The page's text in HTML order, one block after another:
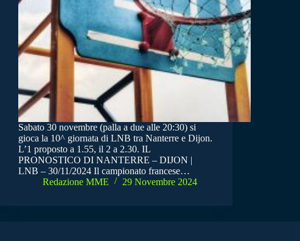
Sabato 30 novembre (palla a due alle 20:30) si
gioca la 10^ giornata di LNB tra Nanterre e Dijon.
L’1 proposto a 1.55, il 2 a 2.30. IL
PRONOSTICO DI NANTERRE – DIJON |
LNB – 30/11/2024 Il campionato francese…
Redazione MME
29 Novembre 2024